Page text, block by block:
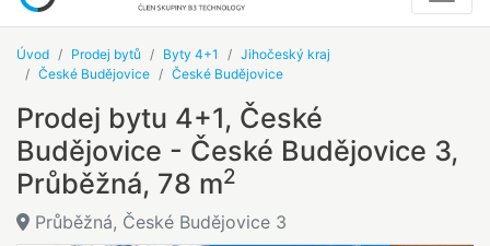
Úvod Prodej bytů Byty 4+1
Jihočeský kraj
České Budějovice
České Budějovice
Prodej bytu 4+1, České
Budějovice - České Budějovice 3,
Průběžná, 78 m2
Průběžná, České Budějovice 3